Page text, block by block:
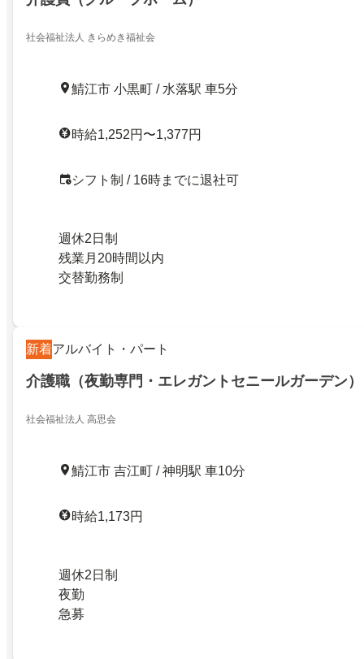
社会福祉法人 きらめき福祉会
鯖江市 小黒町 / 水落駅 車5分
時給1,252円〜1,377円
シフト制 / 16時までに退社可
週休2日制
残業月20時間以内
交替勤務制
新着アルバイト・パート
介護職（夜勤専門・エレガントセニールガーデン）
社会福祉法人 高思会
鯖江市 吉江町 / 神明駅 車10分
時給1,173円
週休2日制
夜勤
急募